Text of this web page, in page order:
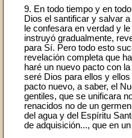
9. En todo tiempo y en
Dios el santificar y salvar
le confesara en verdad y
instruyó gradualmente,
para Sí. Pero todo esto
revelación completa que
haré un nuevo pacto con
seré Dios para ellos y
pacto nuevo, a saber, el
gentiles, que se unificara
renacidos no de un
del agua y del Espíritu
de adquisición..., que en